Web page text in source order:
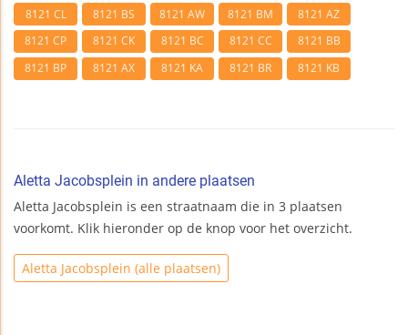
8121 CL
8121 BS 8121 AW 8121 BM
8121 AZ
8121 CP
8121 CK 8121 BC 8121 CC
8121 BB
8121 BP
8121 AX 8121 KA 8121 BR 8121 KB
Aletta Jacobsplein in andere plaatsen
Aletta Jacobsplein is een straatnaam die in 3 plaatsen
voorkomt. Klik hieronder op de knop voor het overzicht.
Aletta Jacobsplein (alle plaatsen)